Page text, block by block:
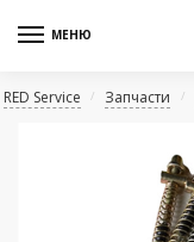
МЕНЮ
RED Service / Запчасти /